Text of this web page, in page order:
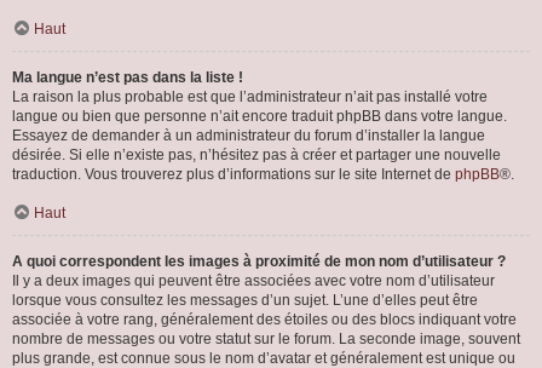
Haut
Ma langue n’est pas dans la liste !
La raison la plus probable est que l’administrateur n’ait pas installé votre
langue ou bien que personne n’ait encore traduit phpBB dans votre langue.
Essayez de demander à un administrateur du forum d’installer la langue
désirée. Si elle n’existe pas, n’hésitez pas à créer et partager une nouvelle
traduction. Vous trouverez plus d’informations sur le site Internet de phpBB®.
Haut
A quoi correspondent les images à proximité de mon nom d’utilisateur ?
Il y a deux images qui peuvent être associées avec votre nom d’utilisateur
lorsque vous consultez les messages d’un sujet. L’une d’elles peut être
associée à votre rang, généralement des étoiles ou des blocs indiquant votre
nombre de messages ou votre statut sur le forum. La seconde image, souvent
plus grande, est connue sous le nom d’avatar et généralement est unique ou